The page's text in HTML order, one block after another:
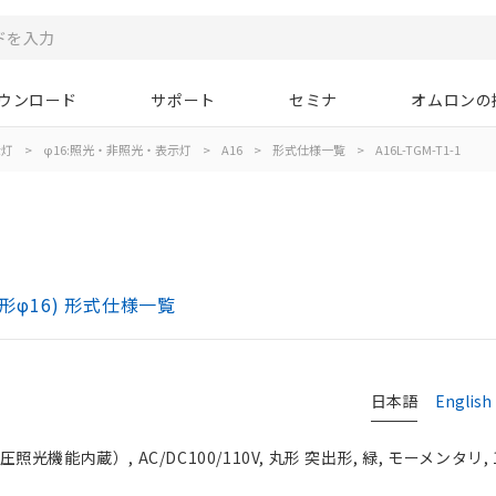
ンロード サポート セミナ オムロン
> φ16:照光・非照光・表示灯 > A16 > 形式仕様一覧 > A16L-TGM-T1-1
φ16) 形式仕様一覧
日本語 English
光機能内蔵）, AC/DC100/110V, 丸形 突出形, 緑, モーメンタリ,